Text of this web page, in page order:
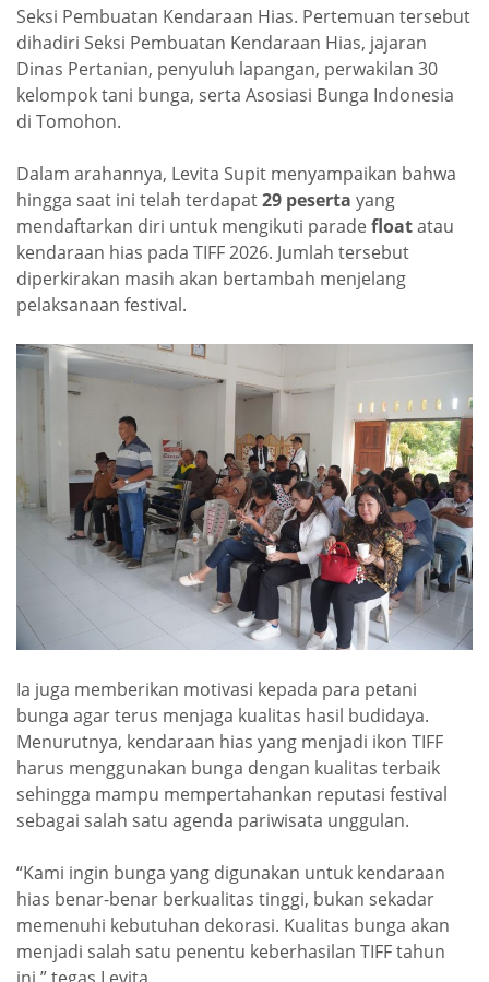
Seksi Pembuatan Kendaraan Hias. Pertemuan tersebut
dihadiri Seksi Pembuatan Kendaraan Hias, jajaran
Dinas Pertanian, penyuluh lapangan, perwakilan 30
kelompok tani bunga, serta Asosiasi Bunga Indonesia
di Tomohon.
Dalam arahannya, Levita Supit menyampaikan bahwa
hingga saat ini telah terdapat29 peserta yang
mendaftarkan diri untuk mengikuti paradefloatatau
kendaraan hias pada TIFF 2026. Jumlah tersebut
diperkirakan masih akan bertambah menjelang
pelaksanaan festival.
Ia juga memberikan motivasi kepada para petani
bunga agar terus menjaga kualitas hasil budidaya.
Menurutnya, kendaraan hias yang menjadi ikon TIFF
harus menggunakan bunga dengan kualitas terbaik
sehingga mampu mempertahankan reputasi festival
sebagai salah satu agenda pariwisata unggulan.
“Kami ingin bunga yang digunakan untuk kendaraan
hias benar-benar berkualitas tinggi, bukan sekadar
memenuhi kebutuhan dekorasi. Kualitas bunga akan
menjadi salah satu penentu keberhasilan TIFF tahun